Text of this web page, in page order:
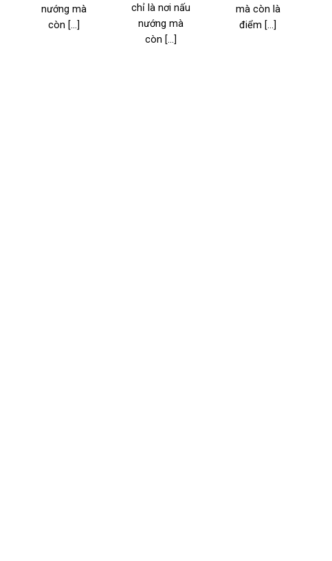
nướng mà
còn [...]
chỉ là nơi nấu
nướng mà
còn [...]
mà còn là
điểm [...]